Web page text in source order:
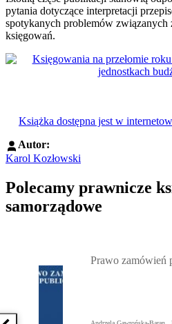
pytania dotyczące interpretacji
spotykanych problemów związanych
księgowań.
Książka dostępna jest w
Autor:
Karol Kozłowski
Polecamy prawnicze
samorządowe
Prawo zamówień